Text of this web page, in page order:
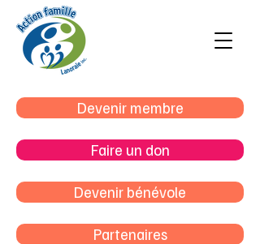
Devenir membre
Faire un don
Devenir bénévole
Partenaires